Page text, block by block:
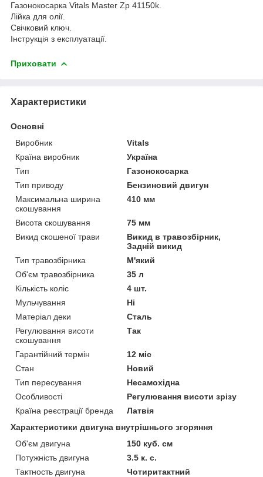
Газонокосарка Vitals Master Zp 41150k.
Лійка для олії.
Свічковий ключ.
Інструкція з експлуатації.
Приховати
Характеристики
Основні
Виробник
Vitals
Країна виробник
Україна
Тип
Газонокосарка
Тип приводу
Бензиновий двигун
Максимальна ширина
скошування
410 мм
Висота скошування
75 мм
Викид скошеної трави
Викид в травозбірник,
Задній викид
Тип травозбірника
М'який
Об'єм травозбірника
35 л
Кількість коліс
4 шт.
Мульчування
Ні
Матеріал деки
Сталь
Регулювання висоти
скошування
Так
Гарантійний термін
12 міс
Стан
Новий
Тип пересування
Несамохідна
Особливості
Регулювання висоти зрізу
Країна реєстрації бренда
Латвія
Характеристики двигуна внутрішнього згоряння
Об'єм двигуна
150 куб. см
Потужність двигуна
3.5 к. с.
Тактность двигуна
Чотиритактний